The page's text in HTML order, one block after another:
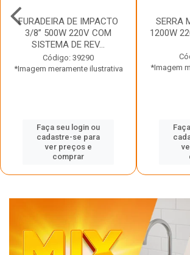
FURADEIRA DE IMPACTO
3/8” 500W 220V COM
SISTEMA DE REV...
Código: 39290
*Imagem meramente ilustrativa
Faça seu login ou
cadastre-se para
ver preços e
comprar
SERRA
1200W
*Imagem